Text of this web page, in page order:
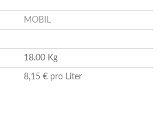
MOBIL
18.00 Kg
8,15 € pro Liter